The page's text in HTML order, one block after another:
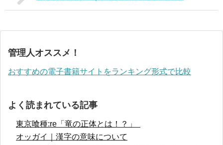
管理人オススメ！
おすすめの電子書籍サイトをランキング形式で比較
よく読まれている記事
東京喰種:re「竜の正体とは！？」
オッガイ｜漢字の意味について